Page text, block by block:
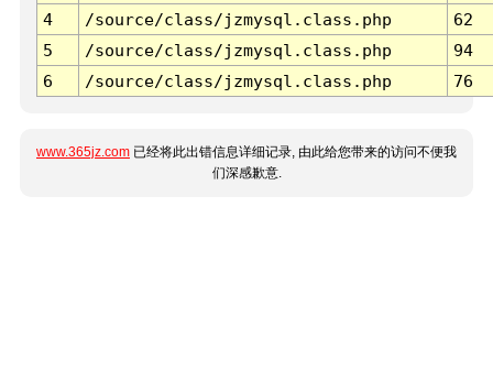
4
/source/class/jzmysql.class.php
62
5
/source/class/jzmysql.class.php
94
6
/source/class/jzmysql.class.php 76
www.365jz.com 已经将此出错信息详细记录, 由此给您带来的访问不便我
们深感歉意.